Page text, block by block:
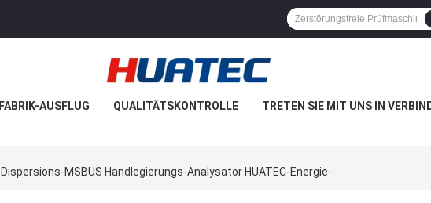
FABRIK-AUSFLUG QUALITÄTSKONTROLLE TRETEN SIE MIT UNS IN
Dispersions-MSBUS Handlegierungs-Analysator HUATEC-Energie-